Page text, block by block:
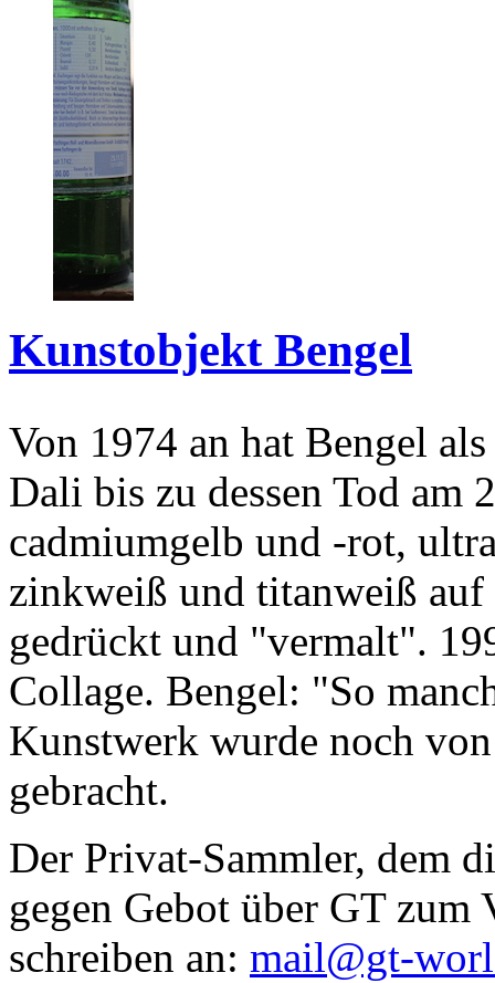
Kunstobjekt Bengel
Von 1974 an hat Bengel
Dali bis zu dessen Tod am
cadmiumgelb und -rot,
zinkweiß und titanweiß
gedrückt und "vermalt".
Collage. Bengel: "So
Kunstwerk wurde noch
gebracht.
Der Privat-Sammler, dem
gegen Gebot über GT zum
schreiben an: mail@gt-